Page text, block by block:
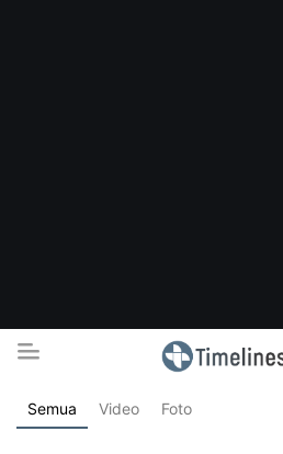
Timelines.id
Media Literasi, Sejarah & Budaya
Semua Video Foto